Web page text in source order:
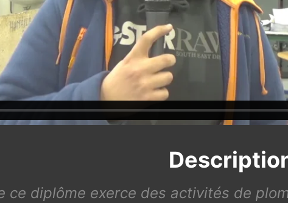
ce diplôme exerce des activités de